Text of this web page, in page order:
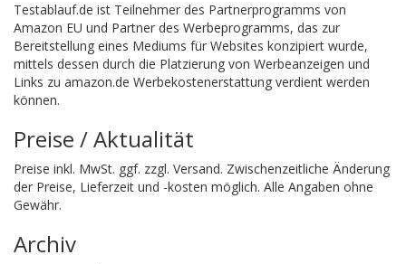
Testablauf.de ist Teilnehmer des Partnerprogramms von
Amazon EU und Partner des Werbeprogramms, das zur
Bereitstellung eines Mediums für Websites konzipiert wurde,
mittels dessen durch die Platzierung von Werbeanzeigen und
Links zu amazon.de Werbekostenerstattung verdient werden
können.
Preise / Aktualität
Preise inkl. MwSt. ggf. zzgl. Versand. Zwischenzeitliche Änderung
der Preise, Lieferzeit und -kosten möglich. Alle Angaben ohne
Gewähr.
Archiv